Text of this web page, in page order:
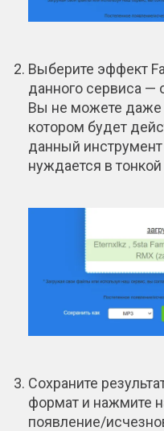
Выберите эффект
данного сервиса —
Вы не можете даже
котором будет
данный
нуждается в
Сохраните
формат и нажмите
появление/